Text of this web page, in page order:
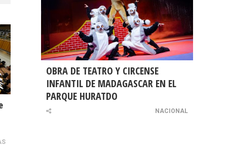
OBRA DE TEATRO Y CIRCENSE
INFANTIL DE MADAGASCAR EN EL
PARQUE HURATDO
NACIONAL